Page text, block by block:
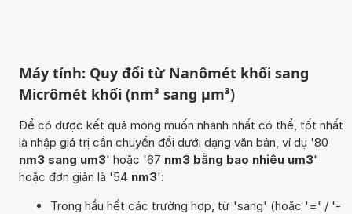
Máy tính: Quy đổi từ Nanômét khối sang
Micrômét khối (nm³ sang µm³)
Để có được kết quả mong muốn nhanh nhất có thể, tốt nhất
là nhập giá trị cần chuyển đổi dưới dạng văn bản, ví dụ '80
nm3 sang um3' hoặc '67 nm3 bằng bao nhiêu um3'
hoặc đơn giản là '54 nm3':
Trong hầu hết các trường hợp, từ 'sang' (hoặc '=' / '-